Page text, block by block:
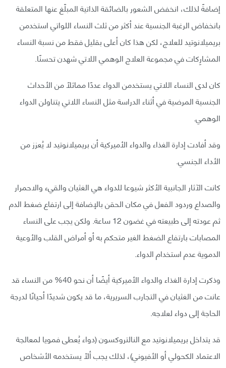
إضافةً لذلك، انخفض الشعور بالضائقة الذاتية المبلّغ عنها المتعلقة
بانخفاض الرغبة الجنسية عند أكثر من ثلث النساء اللواتي استخدمن
بريميلانوتيد للعلاج، لكن هذا كان أعلى بقليل فقط من نسبة النساء
المشارِكات في مجموعة العلاج الوهمي اللاتي شهدن تحسنًا.
كان لدى النساء اللاتي يستخدمن الدواء عددًا مماثلًا من الأحداث
الجنسية المرضية في أثناء الدراسة مثل النساء اللاتي يتناولن الدواء
الوهمي.
وقد أفادت إدارة الغذاء والدواء الأميركية أن بريميلانوتيد لا يُعزز من
الأداء الجنسي.
كانت الآثار الجانبية الأكثر شيوعا للدواء هي الغثيان والقيء والاحمرار
والصداع وردود الفعل في مكان الحقن بالإضافة إلى ارتفاع ضغط الدم
ثم عودته إلى طبيعته في غضون 12 ساعة. ولكن يجب على النساء
المصابات بارتفاع الضغط الغير متحكم به أو أمراض القلب والأوعية
الدموية عدم استخدام الدواء.
وذكرت إدارة الغذاء والدواء الأميركية أيضًا أن نحو 40% من النساء قد
عانت من الغثيان في التجارب السريرية، ما قد يكون شديدًا أحيانًا لدرجة
الحاجة إلى دواء لعلاجه.
قد يتداخل بريميلانوتيد مع النالتروكسون (دواء يُعطى فمويا لمعالجة
الاعتماد الكحولي أو الأفيوني)، لذلك يجب ألّا يستخدمه الأشخاص